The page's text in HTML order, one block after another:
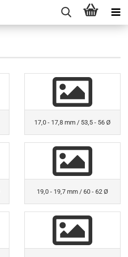
17,0 - 17,8 mm / 53,5 - 56 Ø
19,0 - 19,7 mm / 60 - 62 Ø